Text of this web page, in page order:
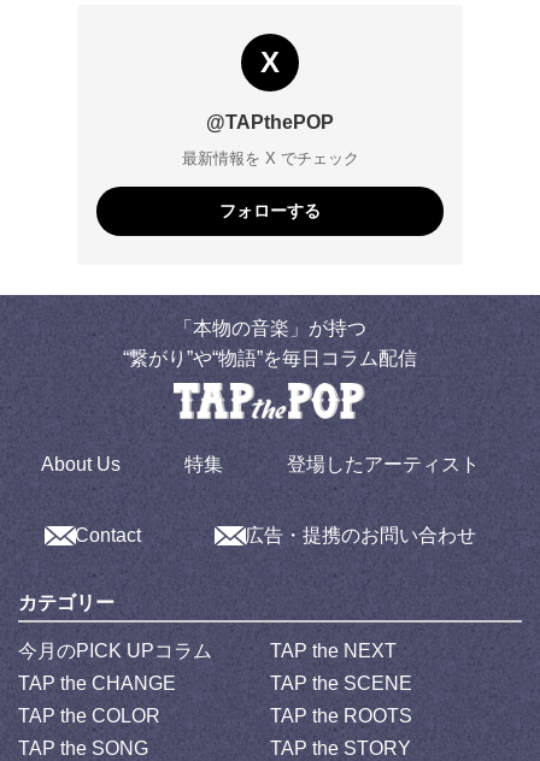
X
@TAPthePOP
最新情報を X でチェック
フォローする
「本物の音楽」が持つ
“繋がり”や“物語”を毎日コラム配信
About Us 特集 登場したアーティスト
Contact 広告・提携のお問い合わせ
カテゴリー
今月のPICK UPコラム
TAP the NEXT
TAP the CHANGE
TAP the SCENE
TAP the COLOR
TAP the ROOTS
TAP the SONG
TAP the STORY